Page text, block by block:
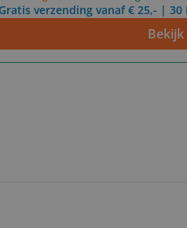
Gratis verzending vanaf € 25,- | 30